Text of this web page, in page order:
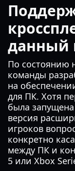
данный
По состоянию
команды
на
для ПК. Хотя
была
версия
игроков
конкретно
между ПК и
5 или Xbox